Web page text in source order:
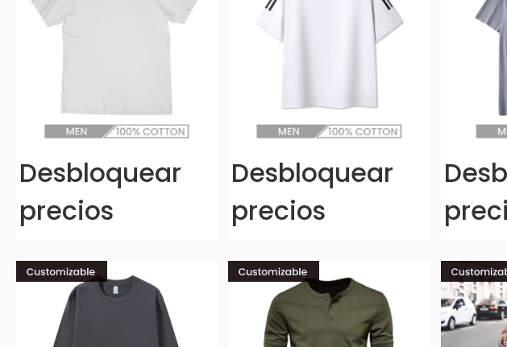
Desbloquear
precios
Desbloquear
precios